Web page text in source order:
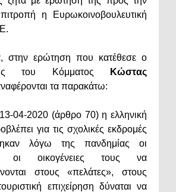
η Ευρωκοινοβουλευτική
στην ερώτηση που κατέθεσε ο
του Κόμματος
Κώστας
τα παρακάτω:
04-2020 (άρθρο 70) η ελληνική
για τις σχολικές εκδρομές
λόγω της πανδημίας οι
οι οικογένειες τους να
στους «πελάτες», στους
επιχείρηση δύναται να